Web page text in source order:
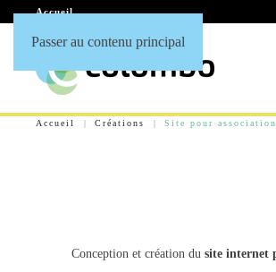
Passer au contenu principal
Accueil
Accueil Créations Site pour association
Conception et création du site internet